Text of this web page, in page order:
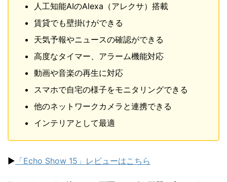
人工知能AIのAlexa（アレクサ）搭載
賃貸でも壁掛けができる
天気予報やニュースの確認ができる
高度なタイマー、アラーム機能対応
動画や音楽の再生に対応
スマホで自宅の様子をモニタリングできる
他のネットワークカメラと連携できる
インテリアとして最適
▶ 「Echo Show 15」レビューはこちら